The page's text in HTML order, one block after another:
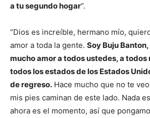
a tu segundo hogar“.
“Dios es increíble, hermano mío,
amor a toda la gente. Soy Buju
mucho amor a todos ustedes, a
todos los estados de los Estados
de regreso. Hace mucho que no te
mis pies caminan de este lado. Nada
ahora es el momento, así que